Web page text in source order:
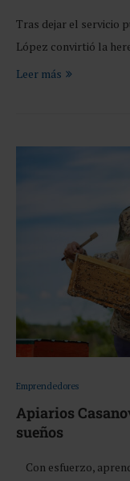
Tras dejar el servicio
López convirtió la
Leer más
Emprendedores
Apiarios
sueños
Con esfuerzo,